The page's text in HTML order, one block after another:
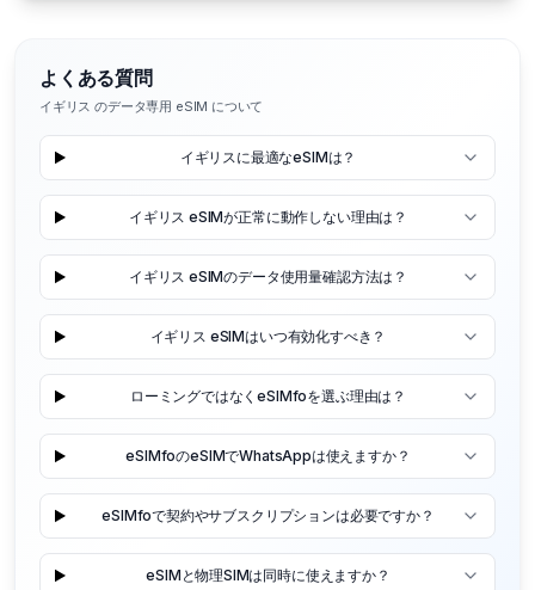
よくある質問
イギリス のデータ専用 eSIM について
イギリスに最適なeSIMは？
イギリス eSIMが正常に動作しない理由は？
イギリス eSIMのデータ使用量確認方法は？
イギリス eSIMはいつ有効化すべき？
ローミングではなくeSIMfoを選ぶ理由は？
eSIMfoのeSIMでWhatsAppは使えますか？
eSIMfoで契約やサブスクリプションは必要ですか？
eSIMと物理SIMは同時に使えますか？